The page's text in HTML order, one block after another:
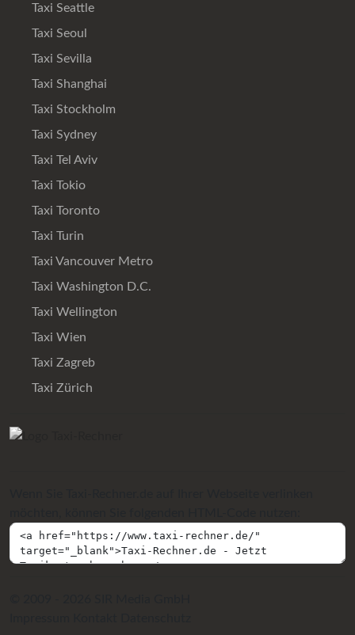
Taxi Seattle
Taxi Seoul
Taxi Sevilla
Taxi Shanghai
Taxi Stockholm
Taxi Sydney
Taxi Tel Aviv
Taxi Tokio
Taxi Toronto
Taxi Turin
Taxi Vancouver Metro
Taxi Washington D.C.
Taxi Wellington
Taxi Wien
Taxi Zagreb
Taxi Zürich